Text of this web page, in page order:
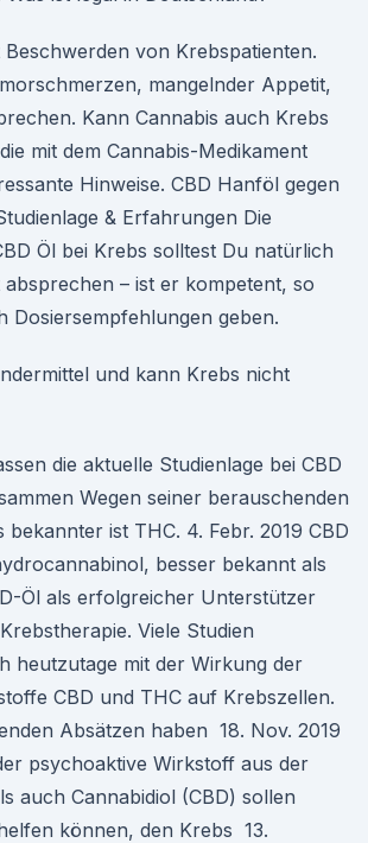
von Krebspatienten.
mangelnder Appetit,
Kann Cannabis auch Krebs
mit dem Cannabis-Medikament
Hinweise. CBD Hanföl gegen
& Erfahrungen Die
Öl bei Krebs solltest Du natürlich
– ist er kompetent, so
Dosiersempfehlungen geben.
und kann Krebs nicht
die aktuelle Studienlage bei CBD
Wegen seiner berauschenden
bekannter ist THC. 4. Febr. 2019 CBD
besser bekannt als
Öl als erfolgreicher Unterstützer
Viele Studien
heutzutage mit der Wirkung der
CBD und THC auf Krebszellen.
Absätzen haben 18. Nov. 2019
psychoaktive Wirkstoff aus der
auch Cannabidiol (CBD) sollen
können, den Krebs 13.